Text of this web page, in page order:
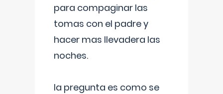
para compaginar las
tomas con el padre y
hacer mas llevadera las
noches.
la pregunta es como se